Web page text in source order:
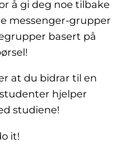
å gi deg noe tilbake
messenger-grupper
basert på
at du bidrar til en
hjelper
studiene!
it!